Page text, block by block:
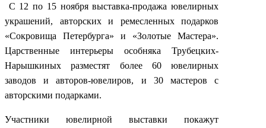
С 12 по 15 ноября выставка-продажа ювелирных
украшений, авторских и ремесленных подарков
«Сокровища Петербурга» и «Золотые Мастера».
Царственные интерьеры особняка Трубецких-
Нарышкиных разместят более 60 ювелирных
заводов и авторов-ювелиров, и 30 мастеров с
авторскими подарками.
Участники ювелирной выставки покажут